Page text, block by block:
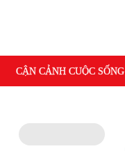
CẬN CẢNH CUỘC SỐNG